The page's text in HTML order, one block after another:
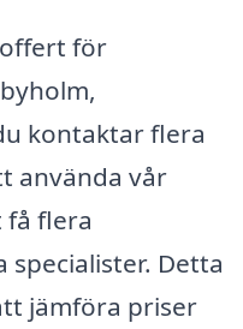
för
kontaktar flera
använda vår
flera
Detta
jämföra priser